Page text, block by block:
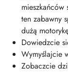
ten zabawny
dużą
Dowiedzcie
Wymyślajcie
Zobaczcie